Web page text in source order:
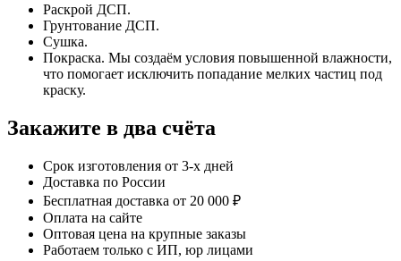
Раскрой ДСП.
Грунтование ДСП.
Сушка.
Покраска. Мы создаём условия повышенной влажности,
что помогает исключить попадание мелких частиц под
краску.
Закажите в два счёта
Срок изготовления от 3-х дней
Доставка по России
Бесплатная доставка от 20 000 ₽
Оплата на сайте
Оптовая цена на крупные заказы
Работаем только с ИП, юр лицами